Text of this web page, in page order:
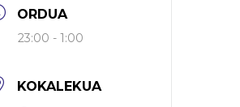
ORDUA
23:00 - 1:00
KOKALEKUA